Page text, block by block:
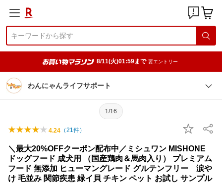
8/11(火)01:59まで 要エントリー
わんにゃんライフサポート
1/16
4.24 （21件）
＼最大20%OFFクーポン配布中／ミシュワン MISHONE
ドッグフード 成犬用 （国産鶏肉＆馬肉入り） プレミアム
フード 無添加 ヒューマングレード グルテンフリー 涙や
け 毛並み 関節疾患 緑イ貝 チキン ペット お試し サンプル